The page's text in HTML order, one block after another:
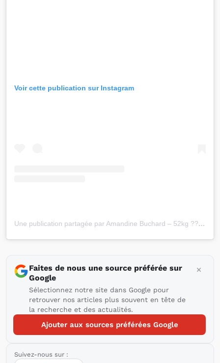
Voir cette publication sur Instagram
Une publication partagée par Amandine Buchard – 52kg ?? (@buchardamandine_52)
Faites de nous une source préférée sur
Google
Sélectionnez notre site dans Google pour
retrouver nos articles plus souvent en tête de
la recherche et des actualités.
Ajouter aux sources préférées Google
Suivez-nous sur :